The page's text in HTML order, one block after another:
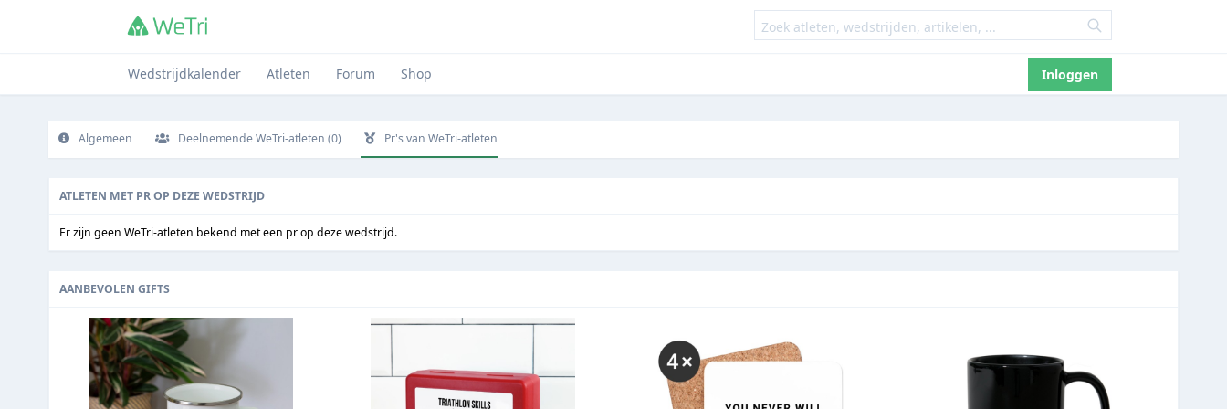
Wedstrijdkalender Atleten Forum Shop Inloggen
Algemeen Deelnemende WeTri-atleten (0) Pr's van WeTri-atleten
ATLETEN MET PR OP DEZE WEDSTRIJD
Er zijn geen WeTri-atleten bekend met een pr op deze wedstrijd.
AANBEVOLEN GIFTS